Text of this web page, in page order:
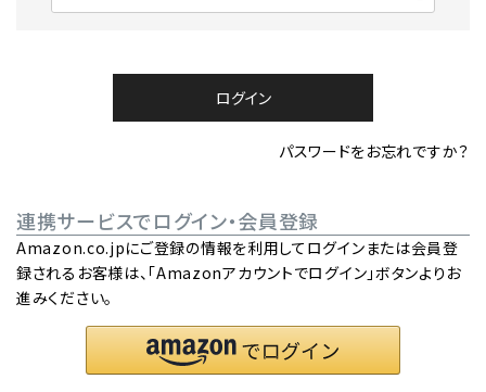
必
ログイン
パスワードをお忘れですか？
連携サービスでログイン・会員登録
Amazon.co.jpにご登録の情報を利用してログインまたは会員登
録されるお客様は、「Amazonアカウントでログイン」ボタンよりお
進みください。